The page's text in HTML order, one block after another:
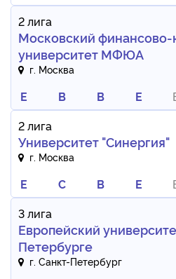
2 лига
Московский
университет МФЮА
г. Москва
E B B E
2 лига
Университет "Синергия"
г. Москва
E C B E
3 лига
Европейский
Петербурге
г. Санкт-Петербург